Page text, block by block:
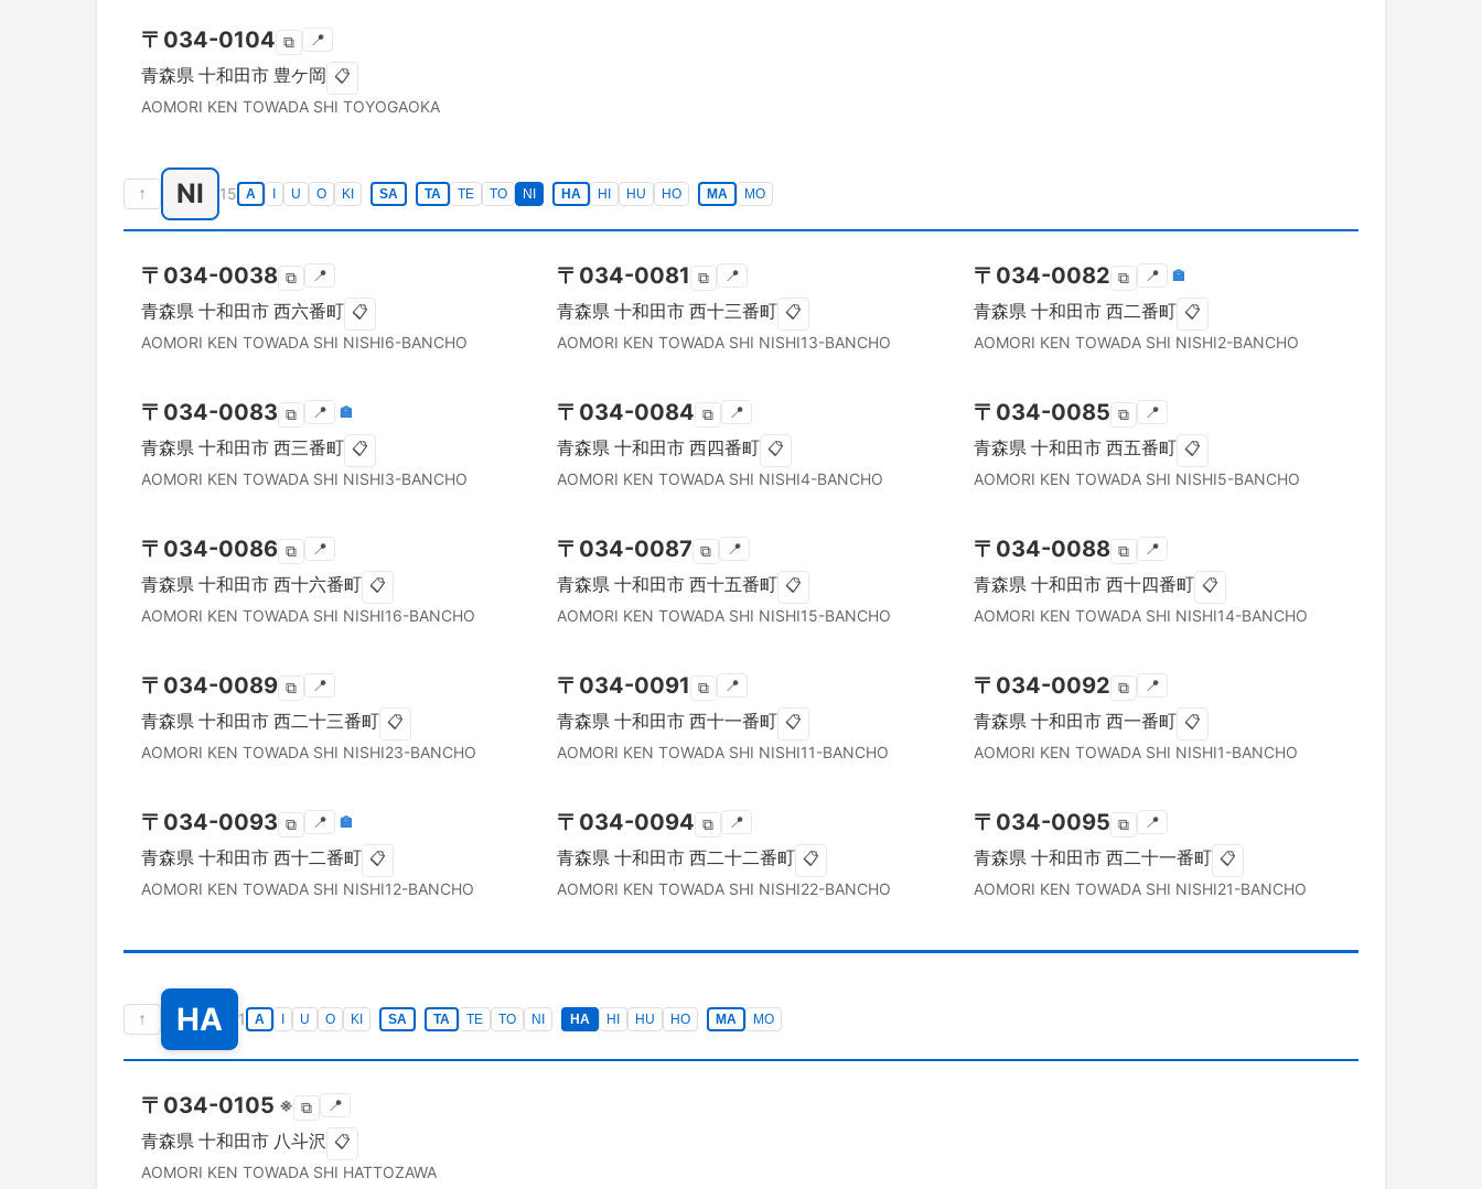
〒 034-0104 ⧉ 📍
青森県 十和田市 豊ケ岡 📋
AOMORI KEN TOWADA SHI TOYOGAOKA
↑ NI 15 A U O KI SA TA TE TO NI HA HI HU HO MA MO
〒 034-0038 ⧉ 📍
青森県 十和田市 西六番町 📋
AOMORI KEN TOWADA SHI NISHI6-BANCHO
〒 034-0081 ⧉ 📍
青森県 十和田市 西十三番町 📋
AOMORI KEN TOWADA SHI NISHI13-BANCHO
〒 034-0082 ⧉ 📍 🏣
青森県 十和田市 西二番町 📋
AOMORI KEN TOWADA SHI NISHI2-BANCHO
〒 034-0083 ⧉ 📍 🏣
青森県 十和田市 西三番町 📋
AOMORI KEN TOWADA SHI NISHI3-BANCHO
〒 034-0084 ⧉ 📍
青森県 十和田市 西四番町 📋
AOMORI KEN TOWADA SHI NISHI4-BANCHO
〒 034-0085 ⧉ 📍
青森県 十和田市 西五番町 📋
AOMORI KEN TOWADA SHI NISHI5-BANCHO
〒 034-0086 ⧉ 📍
青森県 十和田市 西十六番町 📋
AOMORI KEN TOWADA SHI NISHI16-BANCHO
〒 034-0087 ⧉ 📍
青森県 十和田市 西十五番町 📋
AOMORI KEN TOWADA SHI NISHI15-BANCHO
〒 034-0088 ⧉ 📍
青森県 十和田市 西十四番町 📋
AOMORI KEN TOWADA SHI NISHI14-BANCHO
〒 034-0089 ⧉ 📍
青森県 十和田市 西二十三番町 📋
AOMORI KEN TOWADA SHI NISHI23-BANCHO
〒 034-0091 ⧉ 📍
青森県 十和田市 西十一番町 📋
AOMORI KEN TOWADA SHI NISHI11-BANCHO
〒 034-0092 ⧉ 📍
青森県 十和田市 西一番町 📋
AOMORI KEN TOWADA SHI NISHI1-BANCHO
〒 034-0093 ⧉ 📍 🏣
青森県 十和田市 西十二番町 📋
AOMORI KEN TOWADA SHI NISHI12-BANCHO
〒 034-0094 ⧉ 📍
青森県 十和田市 西二十二番町 📋
AOMORI KEN TOWADA SHI NISHI22-BANCHO
〒 034-0095 ⧉ 📍
青森県 十和田市 西二十一番町 📋
AOMORI KEN TOWADA SHI NISHI21-BANCHO
↑ HA 1 A U O KI SA TA TE TO NI HA HI HU HO MA MO
〒 034-0105 ※ ⧉ 📍
青森県 十和田市 八斗沢 📋
AOMORI KEN TOWADA SHI HATTOZAWA